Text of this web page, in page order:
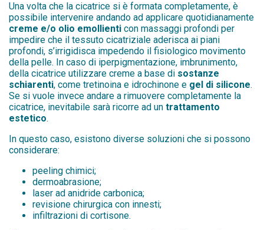
Una volta che la cicatrice si è formata completamente, è
possibile intervenire andando ad applicare quotidianamente
creme e/o olio emollienti con massaggi profondi per
impedire che il tessuto cicatriziale aderisca ai piani
profondi, s’irrigidisca impedendo il fisiologico movimento
della pelle. In caso di iperpigmentazione, imbrunimento,
della cicatrice utilizzare creme a base di sostanze
schiarenti, come tretinoina e idrochinone e gel di silicone.
Se si vuole invece andare a rimuovere completamente la
cicatrice, inevitabile sarà ricorre ad un trattamento
estetico.
In questo caso, esistono diverse soluzioni che si possono
considerare:
peeling chimici;
dermoabrasione;
laser ad anidride carbonica;
revisione chirurgica con innesti;
infiltrazioni di cortisone.